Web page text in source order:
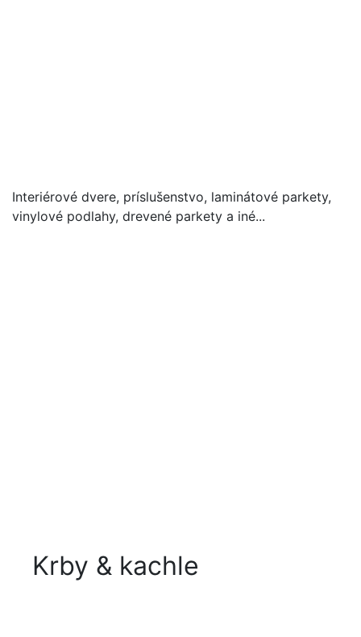
Interiérové dvere, príslušenstvo, laminátové parkety,
vinylové podlahy, drevené parkety a iné...
Krby & kachle